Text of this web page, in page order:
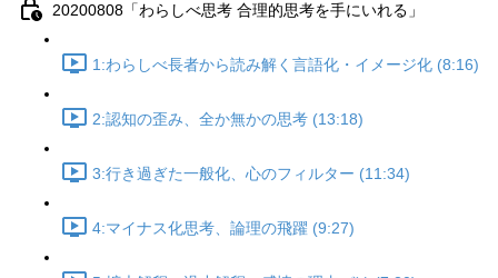
20200808「わらしべ思考 合理的思考を手にいれる」
1:わらしべ長者から読み解く言語化・イメージ化 (8:16)
2:認知の歪み、全か無かの思考 (13:18)
3:行き過ぎた一般化、心のフィルター (11:34)
4:マイナス化思考、論理の飛躍 (9:27)